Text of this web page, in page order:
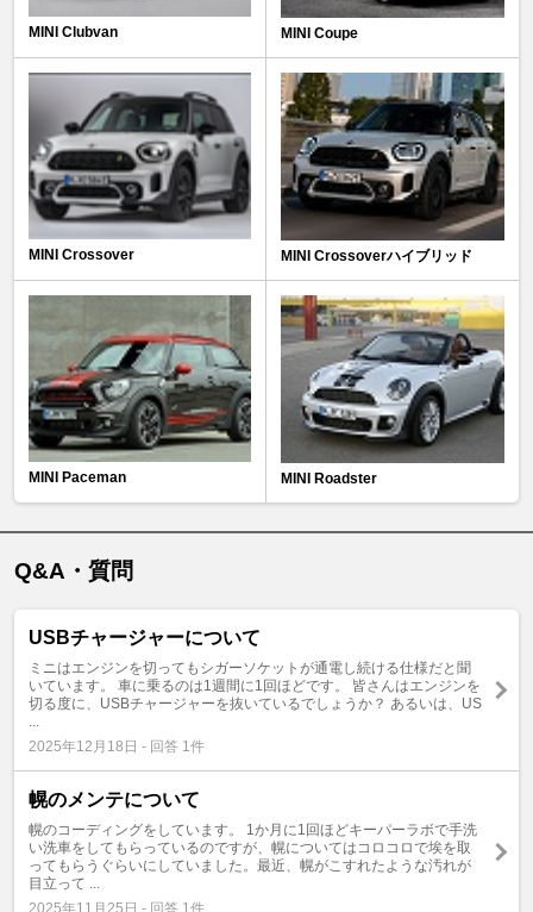
MINI Clubvan MINI Coupe
MINI Crossover MINI Crossoverハイブリッド
MINI Paceman MINI Roadster
Q&A・質問
USBチャージャーについて
ミニはエンジンを切ってもシガーソケットが通電し続ける仕様だと聞
いています。 車に乗るのは1週間に1回ほどです。 皆さんはエンジンを
切る度に、USBチャージャーを抜いているでしょうか？ あるいは、US
2025年12月18日 - 回答 1件
幌のメンテについて
幌のコーディングをしています。 1か月に1回ほどキーパーラボで手洗
い洗車をしてもらっているのですが、幌についてはコロコロで埃を取
ってもらうぐらいにしていました。最近、幌がこすれたような汚れが
目立って ...
2025年11月25日 - 回答 1件